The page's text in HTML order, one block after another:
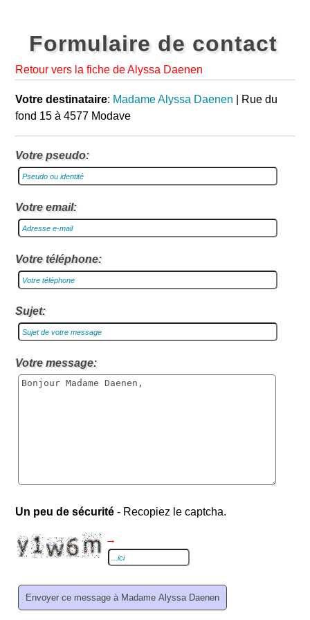
Formulaire de contact
Retour vers la fiche de Alyssa Daenen
Votre destinataire: Madame Alyssa Daenen | Rue du
fond 15 à 4577 Modave
Votre pseudo:
Votre email:
Votre téléphone:
Sujet:
Votre message:
Un peu de sécurité - Recopiez le captcha.
→